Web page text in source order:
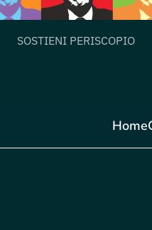
SOSTIENI PERISCOPIO
Home